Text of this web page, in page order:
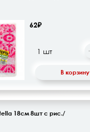
62₽
В корзину
18см 8шт с рис./